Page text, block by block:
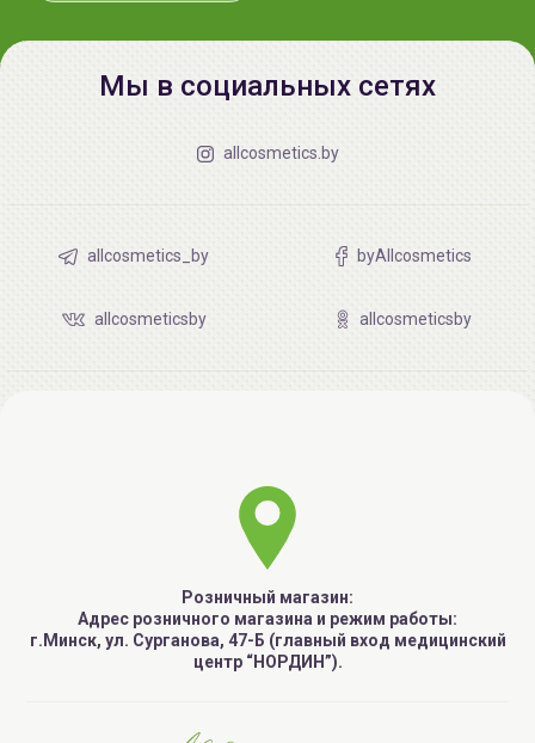
Мы в социальных сетях
allcosmetics.by
allcosmetics_by byAllcosmetics
allcosmeticsby allcosmeticsby
Розничный магазин:
Адрес розничного магазина и режим работы:
г.Минск, ул. Сурганова, 47-Б (главный вход медицинский
центр “НОРДИН”).